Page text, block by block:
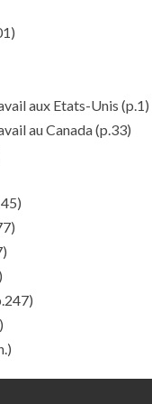
aux Etats-Unis (p.1)
au Canada(p.33)